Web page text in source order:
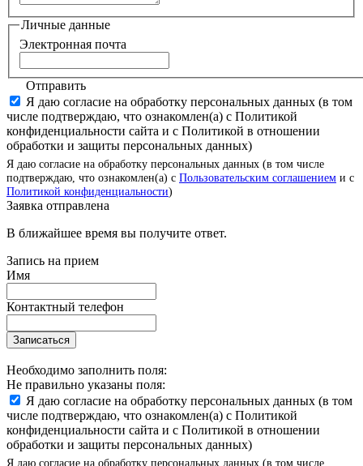
Личные данные
Электронная почта
Отправить
Я даю согласие на обработку персональных данных (в том
числе подтверждаю, что ознакомлен(а) с Политикой
конфиденциальности сайта и с Политикой в отношении
обработки и защиты персональных данных)
Я даю согласие на обработку персональных данных (в том числе
подтверждаю, что ознакомлен(а) с Пользовательским соглашением и с
Политикой конфиденциальности)
Заявка отправлена
В ближайшее время вы получите ответ.
Запись на прием
Имя
Контактный телефон
Записаться
Необходимо заполнить поля:
Не правильно указаны поля:
Я даю согласие на обработку персональных данных (в том
числе подтверждаю, что ознакомлен(а) с Политикой
конфиденциальности сайта и с Политикой в отношении
обработки и защиты персональных данных)
Я даю согласие на обработку персональных данных (в том числе